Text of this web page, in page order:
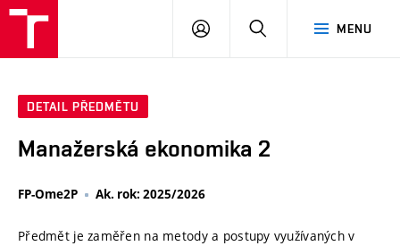
MENU
PŘIHLÁSIT
DETAIL PŘEDMĚTU
Manažerská ekonomika 2
FP-Ome2P Ak. rok: 2025/2026
Předmět je zaměřen na metody a postupy využívaných v